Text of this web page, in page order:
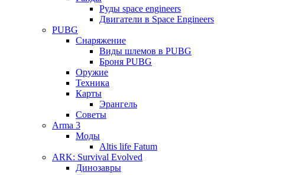
Руды space engineers
Двигатели в Space Engineers
PUBG
Снаряжение
Виды шлемов в PUBG
Броня PUBG
Оружие
Техника
Карты
Эрангель
Советы
Arma 3
Моды
Altis life Fatum
ARK: Survival Evolved
Динозавры